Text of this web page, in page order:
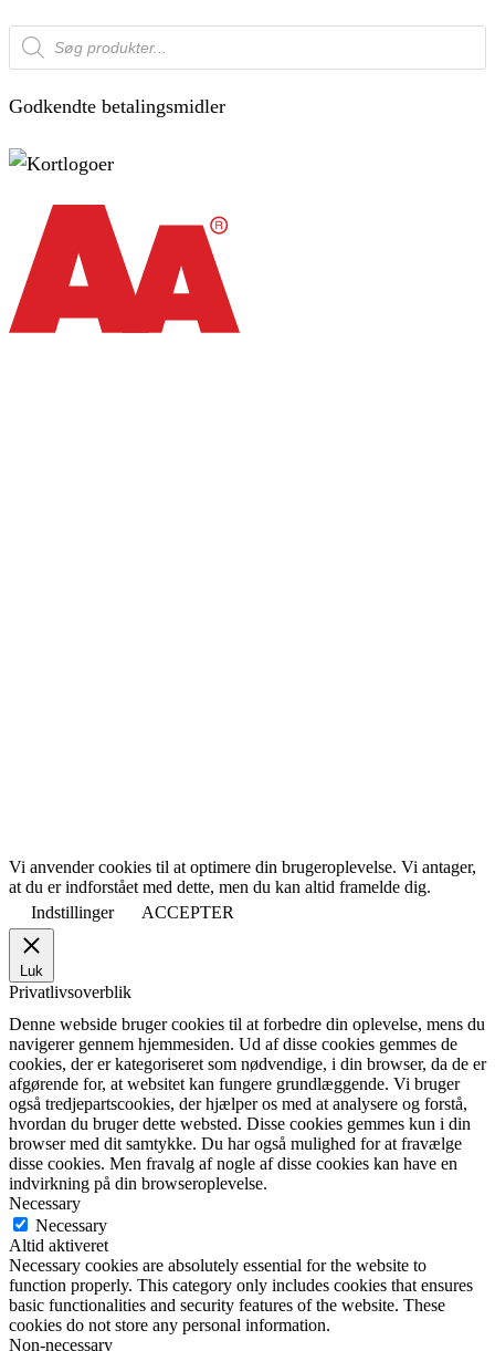
Products
search
Godkendte betalingsmidler
Vi anvender cookies til at optimere din brugeroplevelse. Vi antager,
at du er indforstået med dette, men du kan altid framelde dig.
Indstillinger
ACCEPTER
Luk
Privatlivsoverblik
Denne webside bruger cookies til at forbedre din oplevelse, mens du
navigerer gennem hjemmesiden. Ud af disse cookies gemmes de
cookies, der er kategoriseret som nødvendige, i din browser, da de er
afgørende for, at websitet kan fungere grundlæggende. Vi bruger
også tredjepartscookies, der hjælper os med at analysere og forstå,
hvordan du bruger dette websted. Disse cookies gemmes kun i din
browser med dit samtykke. Du har også mulighed for at fravælge
disse cookies. Men fravalg af nogle af disse cookies kan have en
indvirkning på din browseroplevelse.
Necessary
Necessary
Altid aktiveret
Necessary cookies are absolutely essential for the website to
function properly. This category only includes cookies that ensures
basic functionalities and security features of the website. These
cookies do not store any personal information.
Non-necessary